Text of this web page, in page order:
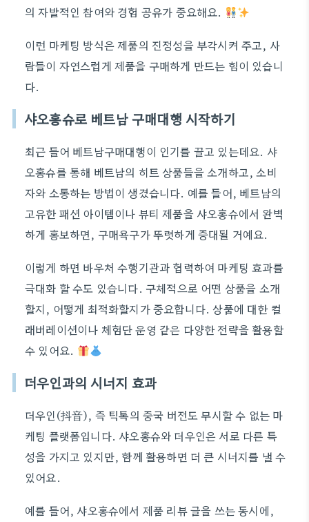
의 자발적인 참여와 경험 공유가 중요해요.
이런 마케팅 방식은 제품의 진정성을 부각시켜 주고, 사
람들이 자연스럽게 제품을 구매하게 만드는 힘이 있습니
다.
샤오홍슈로 베트남 구매대행 시작하기
최근 들어 베트남구매대행이 인기를 끌고 있는데요. 샤
오홍슈를 통해 베트남의 히트 상품들을 소개하고, 소비
자와 소통하는 방법이 생겼습니다. 예를 들어, 베트남의
고유한 패션 아이템이나 뷰티 제품을 샤오홍슈에서 완벽
하게 홍보하면, 구매욕구가 뚜렷하게 증대될 거예요.
이렇게 하면 바우처 수행기관과 협력하여 마케팅 효과를
극대화 할 수도 있습니다. 구체적으로 어떤 상품을 소개
할지, 어떻게 최적화할지가 중요합니다. 상품에 대한 컬
래버레이션이나 체험단 운영 같은 다양한 전략을 활용할
수 있어요.
더우인과의 시너지 효과
더우인(抖音), 즉 틱톡의 중국 버전도 무시할 수 없는 마
케팅 플랫폼입니다. 샤오홍슈와 더우인은 서로 다른 특
성을 가지고 있지만, 함께 활용하면 더 큰 시너지를 낼 수
있어요.
예를 들어, 샤오홍슈에서 제품 리뷰 글을 쓰는 동시에,